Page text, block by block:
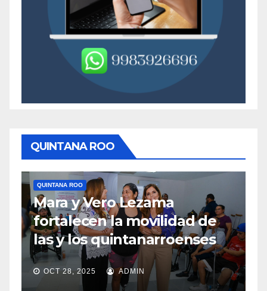
QUINTANA ROO
QUINTANA ROO
Mara y Vero Lezama
fortalecen la movilidad de
las y los quintanarroenses
OCT 28, 2025 ADMIN